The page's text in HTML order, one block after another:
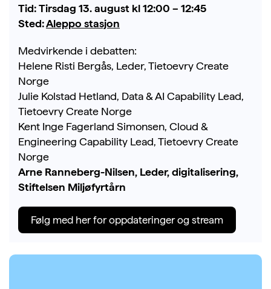
Tid: Tirsdag 13. august kl12:00 – 12:45
Sted:Aleppo stasjon
Medvirkende i debatten:
Helene Risti Bergås, Leder, Tietoevry Create
Norge
Julie Kolstad Hetland, Data & AI Capability Lead,
Tietoevry Create Norge
Kent Inge Fagerland Simonsen, Cloud &
Engineering Capability Lead, Tietoevry Create
Norge
Arne Ranneberg-Nilsen, Leder, digitalisering,
Stiftelsen Miljøfyrtårn
Følg med her for oppdateringer og stream